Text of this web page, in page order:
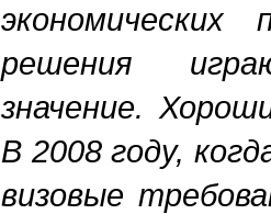
экономических
решения
значение.
В 2008 году,
визовые